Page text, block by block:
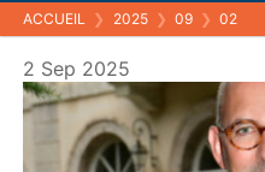
ACCUEIL ❯ 2025 ❯ 09 ❯ 02
2 Sep 2025